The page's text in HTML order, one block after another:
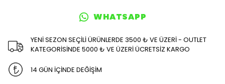
WHATSAPP
YENİ SEZON SEÇİLİ ÜRÜNLERDE 3500 ₺ VE ÜZERİ - OUTLET
KATEGORİSİNDE 5000 ₺ VE ÜZERİ ÜCRETSİZ KARGO
14 GÜN İÇİNDE DEĞİŞİM